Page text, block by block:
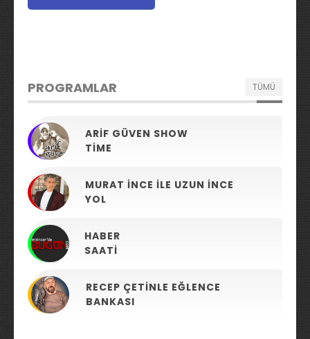
PROGRAMLAR TÜMÜ
ARIF GÜVEN SHOW
TIME
MURAT İNCE ILE UZUN İNCE
YOL
HABER
SAATI
RECEP ÇETINLE EĞLENCE
BANKASI